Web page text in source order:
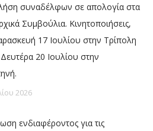
συναδέλφων σε απολογία στα
Συμβούλια. Κινητοποιήσεις,
17 Ιουλίου στην Τρίπολη
Δευτέρα 20 Ιουλίου στην
2026
ενδιαφέροντος για τις